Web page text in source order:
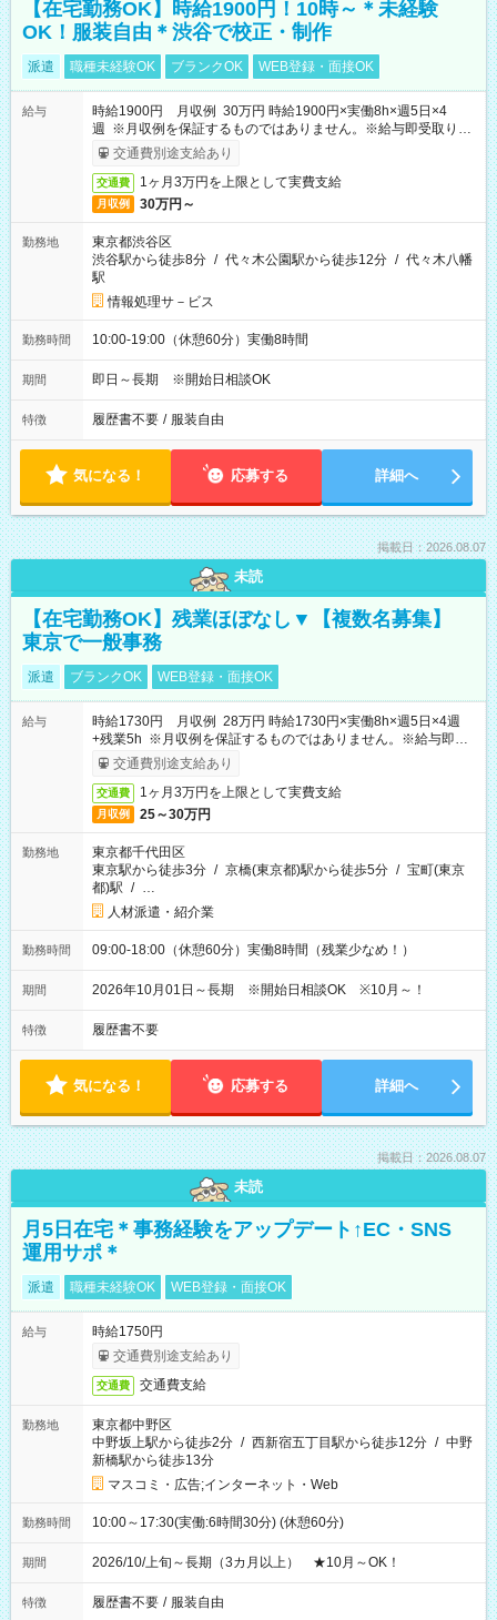
【在宅勤務OK】時給1900円！10時～＊未経験
OK！服装自由＊渋谷で校正・制作
派遣 職種未経験OK ブランクOK WEB登録・面接OK
給与
時給1900円 月収例 30万円 時給1900円×実働8h×週5日×4
週 ※月収例を保証するものではありません。※給与即受取りサ
ービス利用可（利用条件有）
交通費別途支給あり
交通費 1ヶ月3万円を上限として実費支給
月収例 30万円～
勤務地
東京都渋谷区
渋谷駅から徒歩8分 / 代々木公園駅から徒歩12分 / 代々木八幡
駅
情報処理サ－ビス
勤務時間 10:00-19:00（休憩60分）実働8時間
期間 即日～長期 ※開始日相談OK
特徴 履歴書不要 / 服装自由
気になる！ 応募する 詳細へ
掲載日：2026.08.07
未読
【在宅勤務OK】残業ほぼなし▼【複数名募集】
東京で一般事務
派遣 ブランクOK WEB登録・面接OK
給与
時給1730円 月収例 28万円 時給1730円×実働8h×週5日×4週
+残業5h ※月収例を保証するものではありません。※給与即受
取りサービス利用可（利用条件有）
交通費別途支給あり
交通費 1ヶ月3万円を上限として実費支給
月収例 25～30万円
勤務地
東京都千代田区
東京駅から徒歩3分 / 京橋(東京都)駅から徒歩5分 / 宝町(東京
都)駅 / …
人材派遣・紹介業
勤務時間 09:00-18:00（休憩60分）実働8時間（残業少なめ！）
期間 2026年10月01日～長期 ※開始日相談OK ※10月～！
特徴 履歴書不要
気になる！ 応募する 詳細へ
掲載日：2026.08.07
未読
月5日在宅＊事務経験をアップデート↑EC・SNS
運用サポ＊
派遣 職種未経験OK WEB登録・面接OK
給与
時給1750円
交通費別途支給あり
交通費 交通費支給
勤務地
東京都中野区
中野坂上駅から徒歩2分 / 西新宿五丁目駅から徒歩12分 / 中野
新橋駅から徒歩13分
マスコミ・広告;インターネット・Web
勤務時間 10:00～17:30(実働:6時間30分) (休憩60分)
期間 2026/10/上旬～長期（3カ月以上） ★10月～OK！
特徴 履歴書不要 / 服装自由